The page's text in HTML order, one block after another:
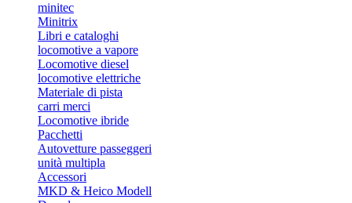
minitec
Minitrix
Libri e cataloghi
locomotive a vapore
Locomotive diesel
locomotive elettriche
Materiale di pista
carri merci
Locomotive ibride
Pacchetti
Autovetture passeggeri
unità multipla
Accessori
MKD & Heico Modell